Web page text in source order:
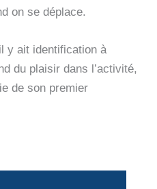
on se déplace.
y ait identification à
du plaisir dans l’activité,
de son premier